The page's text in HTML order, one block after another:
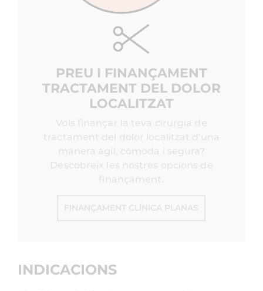
PREU I FINANÇAMENT
TRACTAMENT DEL DOLOR
LOCALITZAT
Vols finançar la teva cirurgia de
tractament del dolor localitzat d'una
manera àgil, còmoda i segura?
Descobreix les nostres opcions de
finançament.
FINANÇAMENT CLÍNICA PLANAS
INDICACIONS